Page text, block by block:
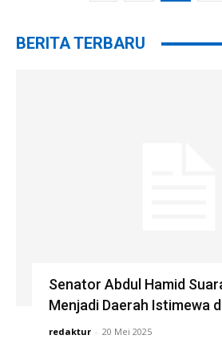
BERITA TERBARU
Senator Abdul Hamid
Menjadi Daerah Istimewa
redaktur - 20 Mei 2025